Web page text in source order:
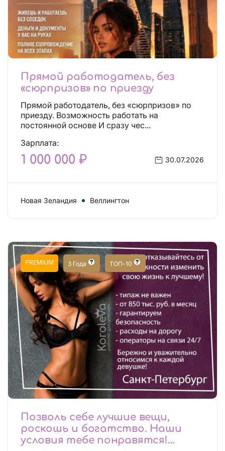
Прямой работодатель, без
«сюрпризов» по приезду
Прямой работодатель, без «сюрпризов» по
приезду. Возможность работать на
постоянной основе И сразу чес...
Зарплата:
1 000 000 ₽ 30.07.2026
Новая Зеландия Веллингтон
PREMIUM 3 Года ТОП-10
Позволь себе лучшие вещи,
роскошь и богатство. Наши
условия тебе понравятся!